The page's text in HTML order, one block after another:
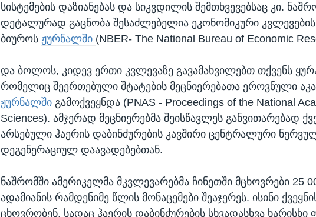
სისტემების დაზიანებას და სიკვდილის შემთხვევებსაც კი.
დეტალურად გაცნობა შესაძლებელია ეკონომიკური
ბიუროს ჟურნალში (NBER- The National Bureau of Economic
და ბოლოს, კიდევ ერთი კვლევაზე გავამახვილებთ თქვენს
რომელიც შეერთებული შტატების მეცნიერებათა ეროვნული
ჟურნალში გამოქვეყნდა (PNAS - Proceedings of the National
Sciences). ამჯერად მეცნიერებმა შეისწავლეს განვითარებად
არსებული ჰაერის დაბინძურების კავშირი ცენტრალური
დეგენერაციულ დაავადებებთან.
ნაშრომში ამერიკელმა მკვლევარებმა ჩინეთში მცხოვრები 25
ადამიანის რამდენიმე წლის მონაცემები შეაჯერეს. ისინი
ცხოვრობენ, სადაც ჰაერის დაბინძურების სხვადასხვა ხარისხი